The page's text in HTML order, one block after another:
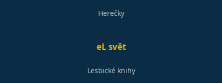
Herečky
eL svět
Lesbické knihy